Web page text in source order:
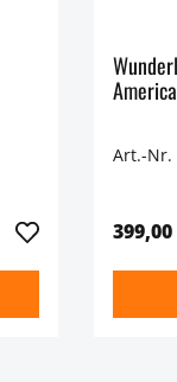
Art.-Nr.
399,00